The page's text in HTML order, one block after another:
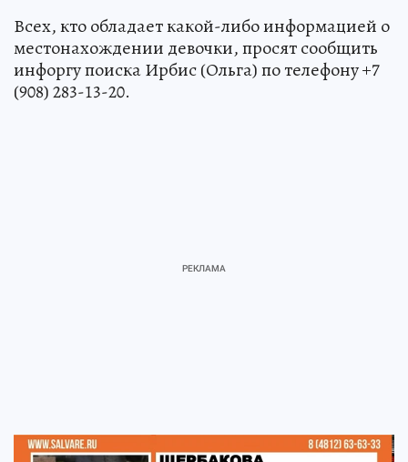
Всех, кто обладает какой-либо информацией о
местонахождении девочки, просят сообщить
инфоргу поиска Ирбис (Ольга) по телефону +7
(908) 283-13-20.